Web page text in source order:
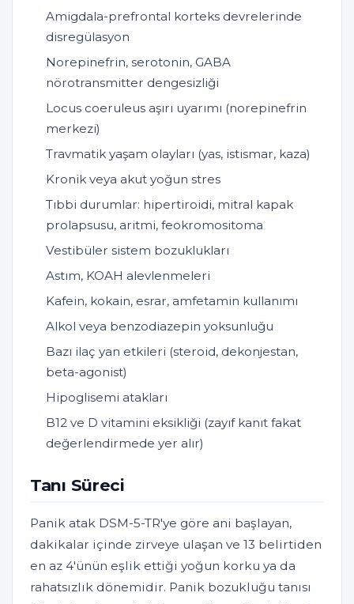
Amigdala-prefrontal korteks devrelerinde
disregülasyon
Norepinefrin, serotonin, GABA
nörotransmitter dengesizliği
Locus coeruleus aşırı uyarımı (norepinefrin
merkezi)
Travmatik yaşam olayları (yas, istismar, kaza)
Kronik veya akut yoğun stres
Tıbbi durumlar: hipertiroidi, mitral kapak
prolapsusu, aritmi, feokromositoma
Vestibüler sistem bozuklukları
Astım, KOAH alevlenmeleri
Kafein, kokain, esrar, amfetamin kullanımı
Alkol veya benzodiazepin yoksunluğu
Bazı ilaç yan etkileri (steroid, dekonjestan,
beta-agonist)
Hipoglisemi atakları
B12 ve D vitamini eksikliği (zayıf kanıt fakat
değerlendirmede yer alır)
Tanı Süreci
Panik atak DSM-5-TR'ye göre ani başlayan,
dakikalar içinde zirveye ulaşan ve 13 belirtiden
en az 4'ünün eşlik ettiği yoğun korku ya da
rahatsızlık dönemidir. Panik bozukluğu tanısı